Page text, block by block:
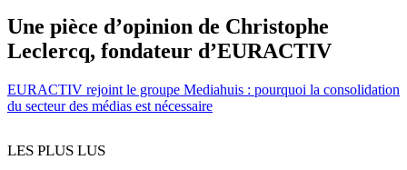
Une pièce d’opinion de Christophe
Leclercq, fondateur d’EURACTIV
EURACTIV rejoint le groupe Mediahuis : pourquoi la consolidation
du secteur des médias est nécessaire
LES PLUS LUS